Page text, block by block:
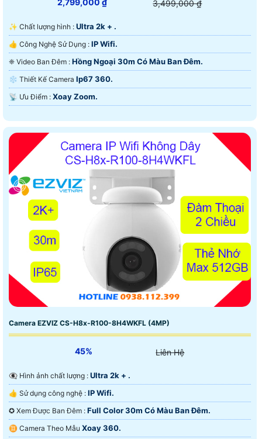
2,799,000 ₫ 3,499,000 ₫
✨ Chất lượng hình : Ultra 2k + .
👍 Công Nghệ Sử Dụng : IP Wifi.
❈ Video Ban Đêm : Hồng Ngoại 30m Có Màu Ban Ðêm.
❄ Thiết Kế Camera Ip67 360.
️📡 Ưu Điểm : Xoay Zoom.
Camera EZVIZ CS-H8x-R100-8H4WKFL (4MP)
45% Liên Hệ
👁️‍🗨 Hình ảnh chất lượng : Ultra 2k + .
👍 Sử dụng công nghệ : IP Wifi.
✪ Xem Được Ban Đêm : Full Color 30m Có Màu Ban Ðêm.
♊ Camera Theo Mẫu Xoay 360.